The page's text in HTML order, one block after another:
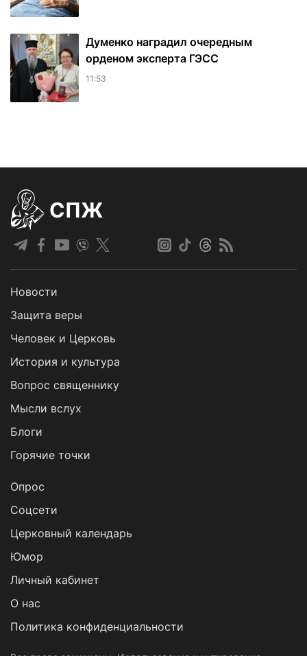
Думенко наградил очередным
орденом эксперта ГЭСС
11:53
СПЖ
Новости
Защита веры
Человек и Церковь
История и культура
Вопрос священнику
Мысли вслух
Блоги
Горячие точки
Опрос
Cоцсети
Церковный календарь
Юмор
Личный кабинет
О нас
Политика конфиденциальности